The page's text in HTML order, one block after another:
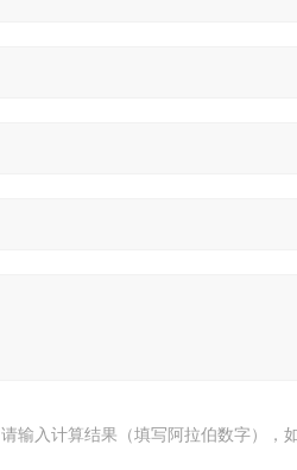
请输入计算结果（填写阿拉伯数字），